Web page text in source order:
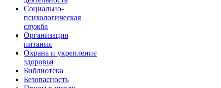
Социально-
психологическая
служба
Организация
питания
Охрана и укрепление
здоровья
Библиотека
Безопасность